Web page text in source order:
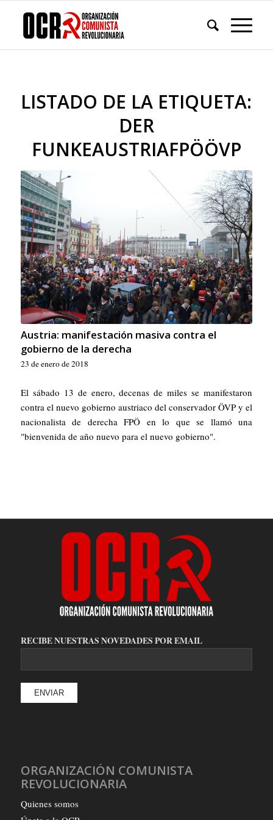
LISTADO DE LA ETIQUETA:
DER
FUNKEAUSTRIAFPÖÖVP
Austria: manifestación masiva contra el
gobierno de la derecha
23 de enero de 2018
El sábado 13 de enero, decenas de miles se manifestaron
contra el nuevo gobierno austriaco del conservador ÖVP y el
nacionalista de derecha FPÖ en lo que se llamó una
"bienvenida de año nuevo para el nuevo gobierno".
RECIBE NUESTRAS NOVEDADES POR EMAIL
ORGANIZACIÓN COMUNISTA
REVOLUCIONARIA
Quienes somos